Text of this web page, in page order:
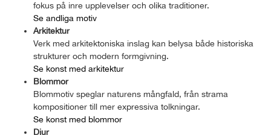
fokus på inre upplevelser och olika traditioner.
Se andliga motiv
Arkitektur
Verk med arkitektoniska inslag kan belysa både historiska
strukturer och modern formgivning.
Se konst med arkitektur
Blommor
Blommotiv speglar naturens mångfald, från strama
kompositioner till mer expressiva tolkningar.
Se konst med blommor
Djur